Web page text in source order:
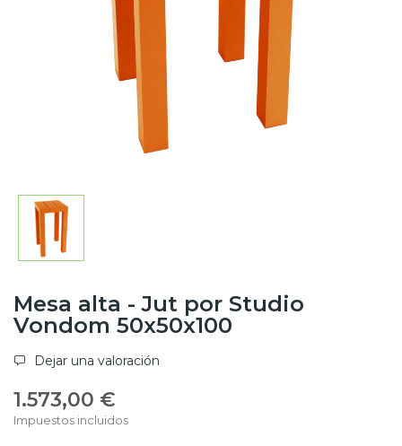
Mesa alta - Jut por Studio
Vondom 50x50x100
Dejar una valoración
1.573,00 €
Impuestos incluidos